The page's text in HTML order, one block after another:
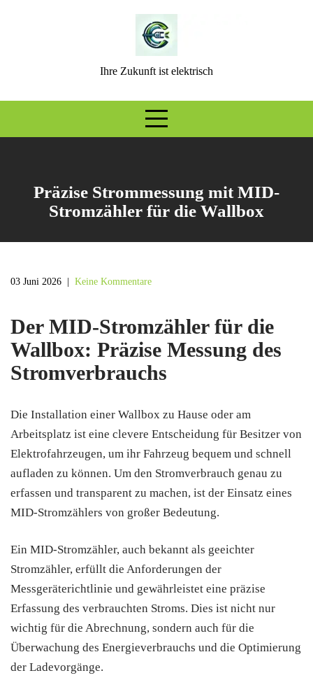
Ihre Zukunft ist elektrisch
Präzise Strommessung mit MID-
Stromzähler für die Wallbox
03 Juni 2026 Keine Kommentare
Der MID-Stromzähler für die
Wallbox: Präzise Messung des
Stromverbrauchs
Die Installation einer Wallbox zu Hause oder am
Arbeitsplatz ist eine clevere Entscheidung für Besitzer von
Elektrofahrzeugen, um ihr Fahrzeug bequem und schnell
aufladen zu können. Um den Stromverbrauch genau zu
erfassen und transparent zu machen, ist der Einsatz eines
MID-Stromzählers von großer Bedeutung.
Ein MID-Stromzähler, auch bekannt als geeichter
Stromzähler, erfüllt die Anforderungen der
Messgeräterichtlinie und gewährleistet eine präzise
Erfassung des verbrauchten Stroms. Dies ist nicht nur
wichtig für die Abrechnung, sondern auch für die
Überwachung des Energieverbrauchs und die Optimierung
der Ladevorgänge.